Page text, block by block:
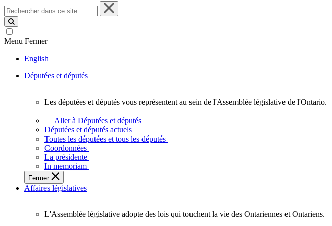
Rechercher
dans
ce
site
Menu Fermer
English
Députées et députés
députées
députés
vous
représentent
sein
de
l'Assemblée
l'Ontario.
Les députées et députés vous représentent au sein de l'Assemblée législative de l'Ontario.
Aller à Députées et députés
Députées et députés actuels
Toutes les députées et tous les députés
Coordonnées
La présidente
In memoriam
Fermer
Affaires législatives
L'Assemblée législative adopte des lois qui touchent la vie des Ontariennes et Ontariens.